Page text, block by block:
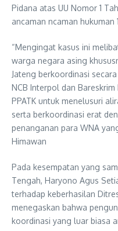
Pidana atas UU Nomor 1
ancaman ncaman hukuman
“Mengingat kasus ini
warga negara asing
Jateng berkoordinasi
NCB Interpol dan
PPATK untuk menelusuri
serta berkoordinasi erat
penanganan para WNA
Himawan
Pada kesempatan yang
Tengah, Haryono Agus
terhadap keberhasilan
menegaskan bahwa
koordinasi yang luar biasa